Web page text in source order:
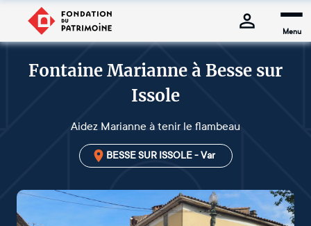
Menu
Fontaine Marianne à Besse sur
Issole
Aidez Marianne à tenir le flambeau
BESSE SUR ISSOLE - Var